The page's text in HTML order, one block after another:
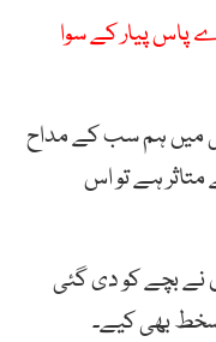
پاس پیار کے سوا
میں ہم سب کے مداح
ہے تو اس
نے بچے کو دی گئی
بھی کیے۔